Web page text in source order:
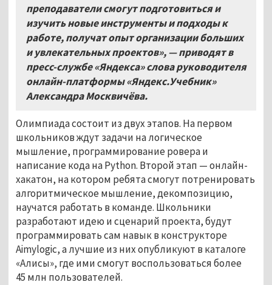
преподаватели смогут подготовиться и
изучить новые инструменты и подходы к
работе, получат опыт организации больших
и увлекательных проектов», — приводят в
пресс-службе «Яндекса» слова руководителя
онлайн-платформы «Яндекс.Учебник»
Александра Москвичёва.
Олимпиада состоит из двух этапов. На первом
школьников ждут задачи на логическое
мышление, программирование ровера и
написание кода на Python. Второй этап — онлайн-
хакатон, на котором ребята смогут потренировать
алгоритмическое мышление, декомпозицию,
научатся работать в команде. Школьники
разработают идею и сценарий проекта, будут
программировать сам навык в конструкторе
Aimylogic, а лучшие из них опубликуют в каталоге
«Алисы», где ими смогут воспользоваться более
45 млн пользователей.